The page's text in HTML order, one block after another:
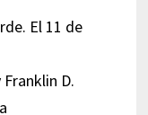
El 11 de
D.